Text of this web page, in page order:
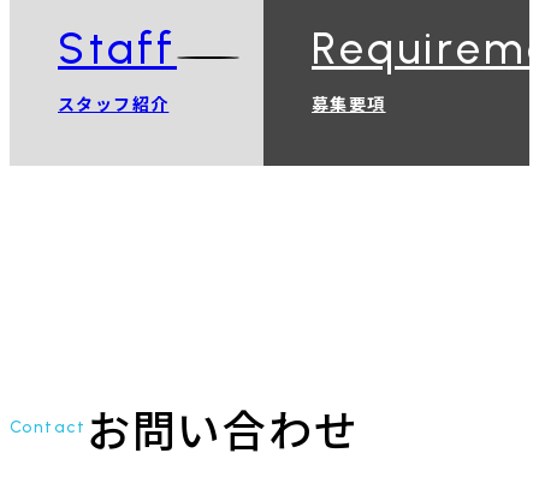
Staff
スタッフ紹介 募集要項
Contact お問い合わせ